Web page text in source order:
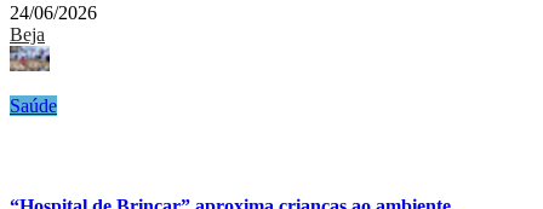
24/06/2026
Beja
Saúde